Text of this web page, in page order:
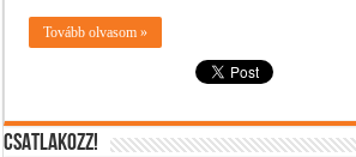
Tovább olvasom »
CSATLAKOZZ!